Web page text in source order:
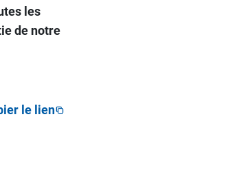
les
de notre
le lien